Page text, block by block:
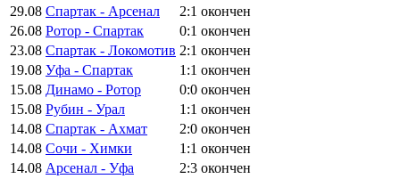
29.08 Спартак - Арсенал 2:1 окончен
26.08 Ротор - Спартак 0:1 окончен
23.08 Спартак - Локомотив 2:1 окончен
19.08 Уфа - Спартак 1:1 окончен
15.08 Динамо - Ротор 0:0 окончен
15.08 Рубин - Урал 1:1 окончен
14.08 Спартак - Ахмат 2:0 окончен
14.08 Сочи - Химки 1:1 окончен
14.08 Арсенал - Уфа 2:3 окончен